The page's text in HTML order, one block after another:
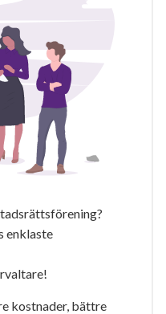
enklaste
kostnader, bättre